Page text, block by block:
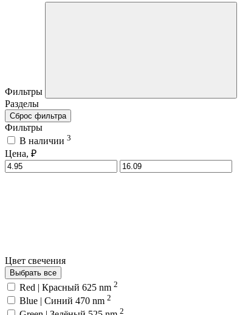
Фильтры
Разделы
Сброс фильтра
Фильтры
В наличии 3
Цена, ₽
Цвет свечения
Выбрать все
Red | Красный 625 nm 2
Blue | Синий 470 nm 2
2